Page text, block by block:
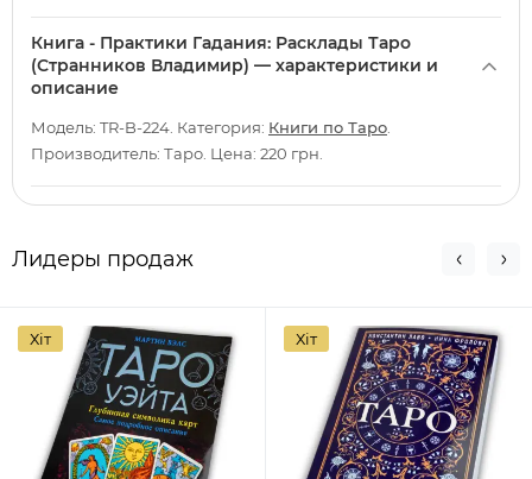
Книга - Практики Гадания: Расклады Таро
(Странников Владимир) — характеристики и
описание
Модель: TR-B-224. Категория: Книги по Таро
Производитель: Таро. Цена: 220 грн.
Лидеры продаж
Хіт Хіт